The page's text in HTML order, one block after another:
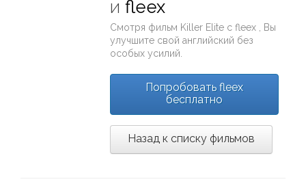
иfleex
Смотря фильм Killer Elite сfleex
, Вы
улучшите свой английский без
особых усилий.
Попробовать fleex
бесплатно
Назад к списку фильмов